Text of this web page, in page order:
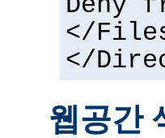
Deny
</
</
웹공간